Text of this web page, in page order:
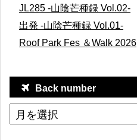
JL285 -山陰芒種録 Vol.02-
出発 -山陰芒種録 Vol.01-
Roof Park Fes ＆Walk 2026
Back number